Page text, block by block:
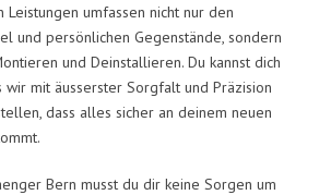
Leistungen umfassen nicht nur den
und persönlichen Gegenstände, sondern
und Deinstallieren. Du kannst dich
wir mit äusserster Sorgfalt und Präzision
dass alles sicher an deinem neuen
Bern musst du dir keine Sorgen um